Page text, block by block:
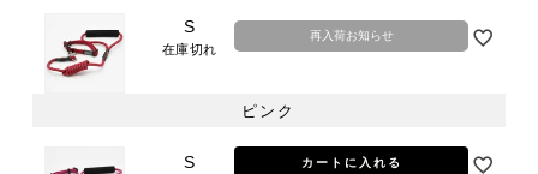
S
在庫切れ
再入荷お知らせ
ピンク
S カートに入れる